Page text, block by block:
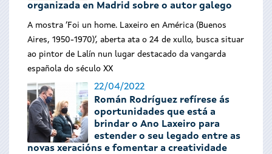
organizada en Madrid sobre o autor galego
A mostra ‘Foi un home. Laxeiro en América (Buenos
Aires, 1950-1970)’, aberta ata o 24 de xullo, busca situar
ao pintor de Lalín nun lugar destacado da vangarda
española do século XX
22/04/2022
Román Rodríguez refírese ás
oportunidades que está a
brindar o Ano Laxeiro para
estender o seu legado entre as
novas xeracións e fomentar a creatividade